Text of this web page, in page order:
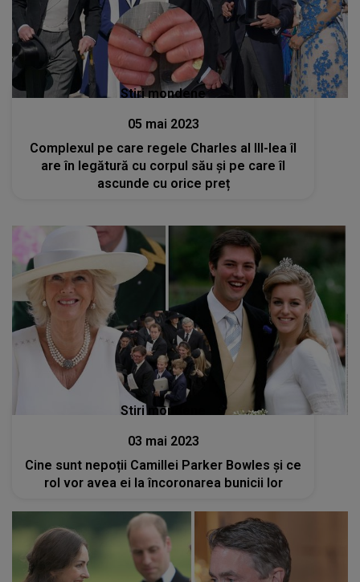
Stiri mondene
05 mai 2023
Complexul pe care regele Charles al III-lea îl
are în legătură cu corpul său și pe care îl
ascunde cu orice preț
Stiri mondene
03 mai 2023
Cine sunt nepoții Camillei Parker Bowles și ce
rol vor avea ei la încoronarea bunicii lor